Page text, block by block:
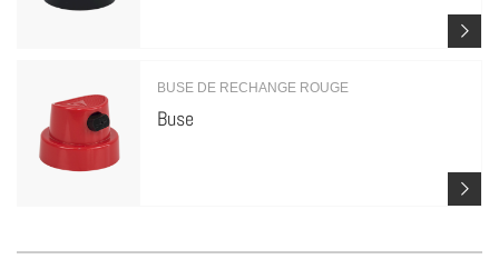
BUSE DE RECHANGE ROUGE
Buse